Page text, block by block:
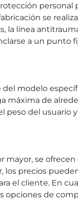
personal
se
la línea
a un punto
modelo
máxima de
del usuario
mayor, se
los precios
el cliente. En
de